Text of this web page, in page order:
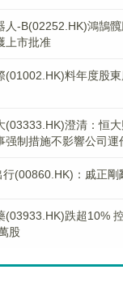
人-B(02252.HK)鴻鵠
上市批准
(01002.HK)料年度股
(03333.HK)澄清：恒
强制措施不影響公司運
行(00860.HK)：戚正剛
(03933.HK)跌超10%
股